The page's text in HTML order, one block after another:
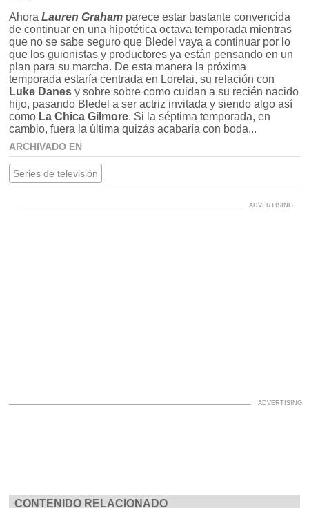
AhoraLauren Graham parece estar bastante convencida
de continuar en una hipotética octava temporada mientras
que no se sabe seguro que Bledel vaya a continuar por lo
que los guionistas y productores ya están pensando en un
plan para su marcha. De esta manera la próxima
temporada estaría centrada en Lorelai, su relación con
Luke Danes y sobre sobre como cuidan a su recién nacido
hijo, pasando Bledel a ser actriz invitada y siendo algo así
como La Chica Gilmore. Si la séptima temporada, en
cambio, fuera la última quizás acabaría con boda...
ARCHIVADO EN
Series de televisión
CONTENIDO RELACIONADO